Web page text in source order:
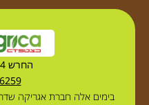
החרש 4 הוד השרון
בימים אלה חברת אגריקה